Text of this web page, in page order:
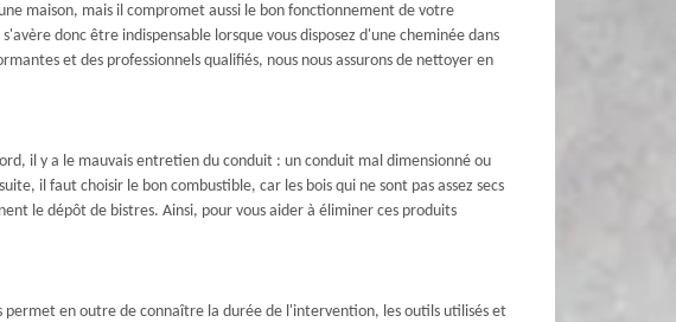
maison, mais il compromet aussi le bon fonctionnement de votre
donc être indispensable lorsque vous disposez d'une cheminée dans
et des professionnels qualifiés, nous nous assurons de nettoyer en
il y a le mauvais entretien du conduit : un conduit mal dimensionné ou
il faut choisir le bon combustible, car les bois qui ne sont pas assez secs
le dépôt de bistres. Ainsi, pour vous aider à éliminer ces produits
en outre de connaître la durée de l'intervention, les outils utilisés et